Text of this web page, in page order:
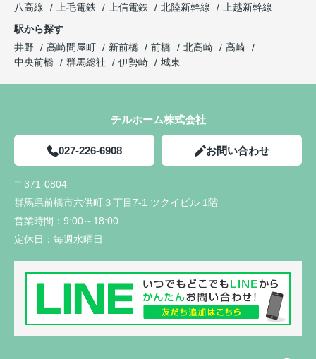
八高線
上毛電鉄 上信電鉄 北陸新幹線
上越新幹線
駅から探す
井野
高崎問屋町 新前橋 前橋 北高崎
高崎
中央前橋
群馬総社 伊勢崎 城東
チルホーム株式会社
027-226-6908 お問い合わせ
〒371-0804
群馬県前橋市六供町３丁目7-1 ツクイビル 1階
営業時間： 9:00～18:00
定休日： 毎週水曜日